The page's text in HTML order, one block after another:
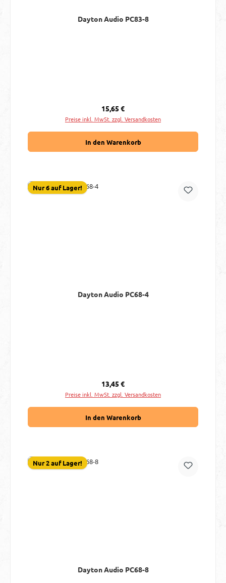
Dayton Audio PC83-8
Regulärer Preis:
15,65 €
Preise inkl. MwSt. zzgl. Versandkosten
In den Warenkorb
Nur 6 auf Lager!
Dayton Audio PC68-4
Regulärer Preis:
13,45 €
Preise inkl. MwSt. zzgl. Versandkosten
In den Warenkorb
Nur 2 auf Lager!
Dayton Audio PC68-8